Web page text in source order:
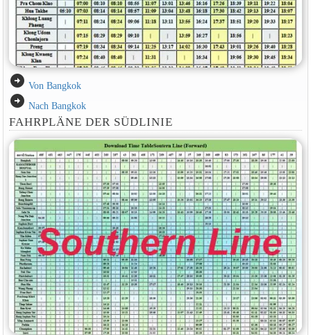
arrow_circle_right Von Bangkok
arrow_circle_right Nach Bangkok
FAHRPLÄNE DER SÜDLINIE